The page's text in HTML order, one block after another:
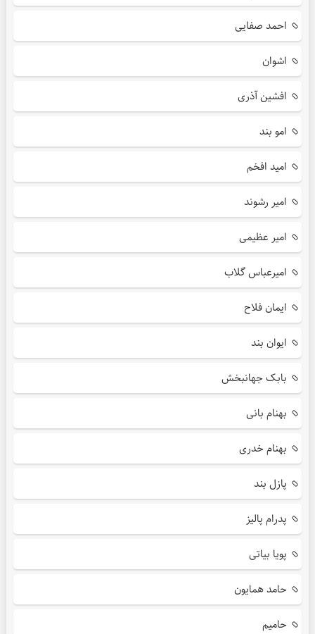
احمد صفایی
اشوان
افشین آذری
امو بند
امید افخم
امیر رشوند
امیر عظیمی
امیرعباس گلاب
ایمان فلاح
ایوان بند
بابک جهانبخش
بهنام بانی
بهنام خدری
پازل بند
پدرام پالیز
پویا بیاتی
حامد همایون
حامیم